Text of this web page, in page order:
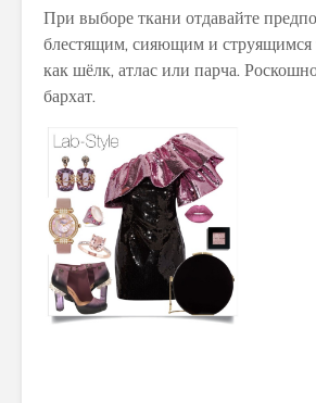
При выборе ткани отдавайте
блестящим, сияющим и струящимся
как шёлк, атлас или парча.
бархат.